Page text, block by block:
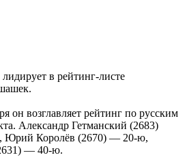
в рейтинг-листе
он возглавляет рейтинг по русским
Александр Гетманский (2683)
Юрий Королёв (2670) — 20-ю,
— 40-ю.